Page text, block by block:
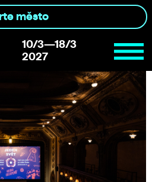
10/3—18/3
2027